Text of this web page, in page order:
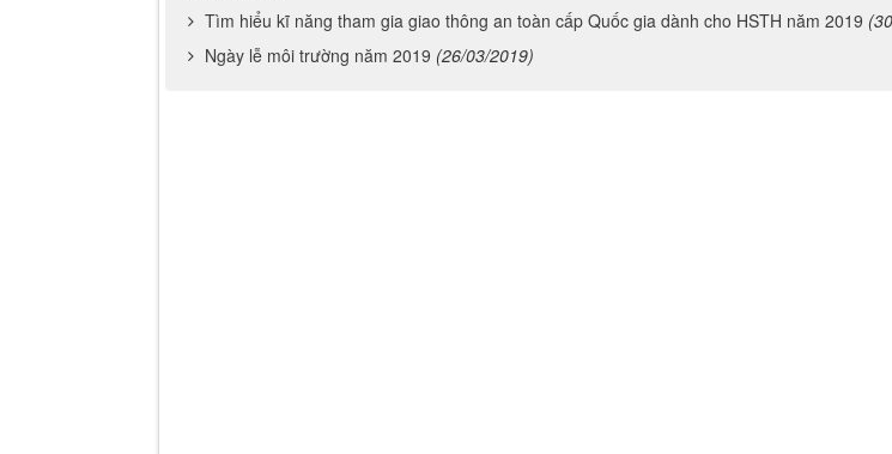
Tìm hiểu kĩ năng tham gia giao thông an toàn cấp Quốc gia dành cho HSTH năm 2019
Ngày lễ môi trường năm 2019 (26/03/2019)